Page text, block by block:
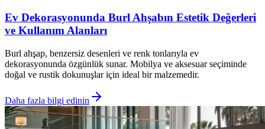
Ev Dekorasyonunda Burl Ahşabın Estetik Değerleri
ve Kullanım Alanları
Burl ahşap, benzersiz desenleri ve renk tonlarıyla ev
dekorasyonunda özgünlük sunar. Mobilya ve aksesuar seçiminde
doğal ve rustik dokunuşlar için ideal bir malzemedir.
Daha fazla bilgi edinin